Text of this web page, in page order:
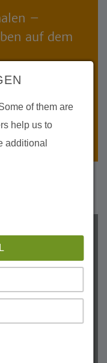
–
auf dem
und
of them are
help us to
additional